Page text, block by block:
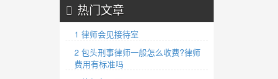
热门文章
1 律师会见接待室
2 包头刑事律师一般怎么收费?律师
费用有标准吗